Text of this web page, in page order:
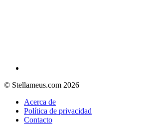
© Stellameus.com 2026
Acerca de
Política de privacidad
Contacto